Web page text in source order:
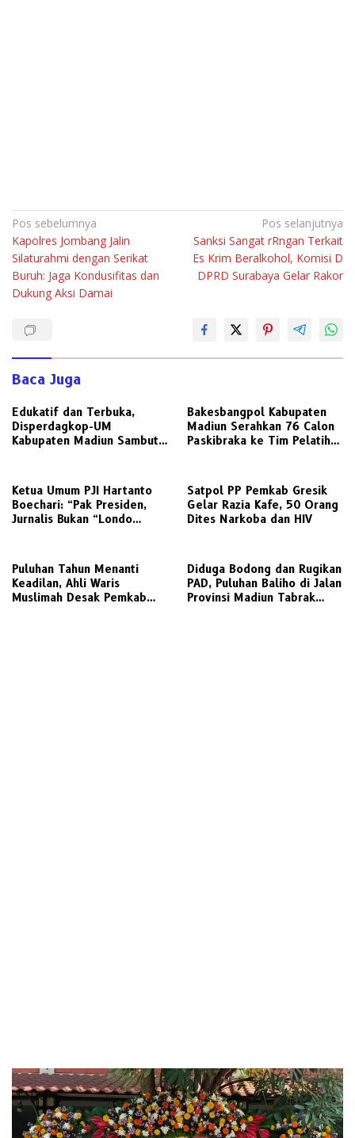
Navigasi
pos
Pos sebelumnya
Kapolres Jombang Jalin
Silaturahmi dengan Serikat
Buruh: Jaga Kondusifitas dan
Dukung Aksi Damai
Pos selanjutnya
Sanksi Sangat rRngan Terkait
Es Krim Beralkohol, Komisi D
DPRD Surabaya Gelar Rakor
Baca Juga
Edukatif dan Terbuka,
Disperdagkop-UM
Kabupaten Madiun Sambut
Regulasi Koperasi
Bakesbangpol Kabupaten
Madiun Serahkan 76 Calon
Paskibraka ke Tim Pelatih
Ketua Umum PJI Hartanto
Boechari: “Pak Presiden,
Jurnalis Bukan “Londo
Satpol PP Pemkab Gresik
Gelar Razia Kafe, 50 Orang
Dites Narkoba dan HIV
‎Puluhan Tahun Menanti
Keadilan, Ahli Waris
Muslimah Desak Pemkab
Diduga Bodong dan Rugikan
PAD, Puluhan Baliho di Jalan
Provinsi Madiun Tabrak